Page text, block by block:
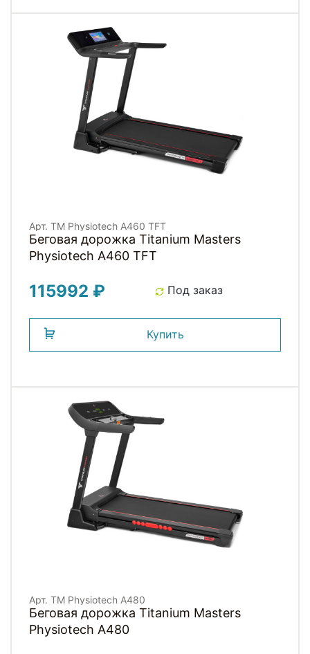
Арт. TM Physiotech A460 TFT
Беговая дорожка Titanium Masters
Physiotech A460 TFT
115992 ₽ Под заказ
Купить
Арт. TM Physiotech A480
Беговая дорожка Titanium Masters
Physiotech A480